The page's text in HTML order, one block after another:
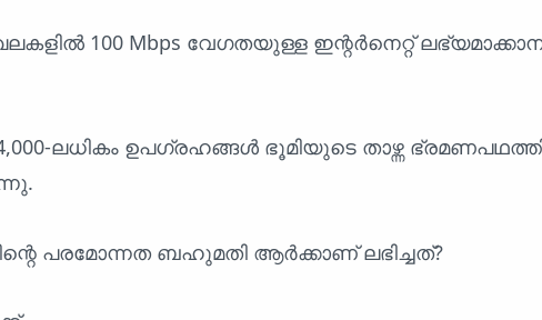
100 Mbps വേഗതയുള്ള ഇന്റർനെറ്റ്
4,000-ലധികം ഉപഗ്രഹങ്ങൾ ഭൂമിയുടെ താഴ്ന്ന
പരമോന്നത ബഹുമതി ആർക്കാണ് ലഭിച്ചത്?